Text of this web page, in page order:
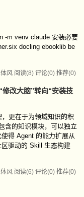
-m venv claude 安装必要
docling ebooklib be
风 阅读(8) 评论(0) 推荐(0)
改大脑”转向“安装技
更在于为领域知识的积
含的知识模块，可以独立
得 Agent 的能力扩展从
驱动的 Skill 生态构建
风 阅读(6) 评论(0) 推荐(0)